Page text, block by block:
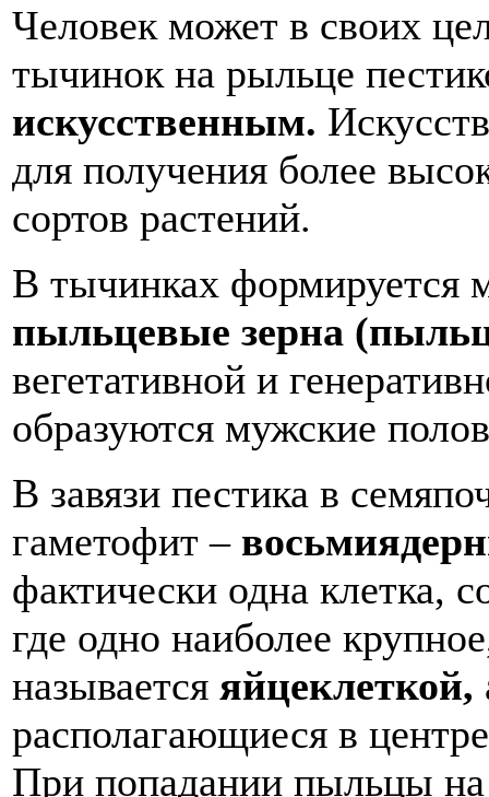
Человек может в своих
тычинок на рыльце
искусственным.
для получения более
сортов растений.
В тычинках формируется
пыльцевые зерна
вегетативной и
образуются мужские
В завязи пестика в
гаметофит –
фактически одна клетка,
где одно наиболее
называется яйцеклеткой,
располагающиеся в
При попадании пыльцы на